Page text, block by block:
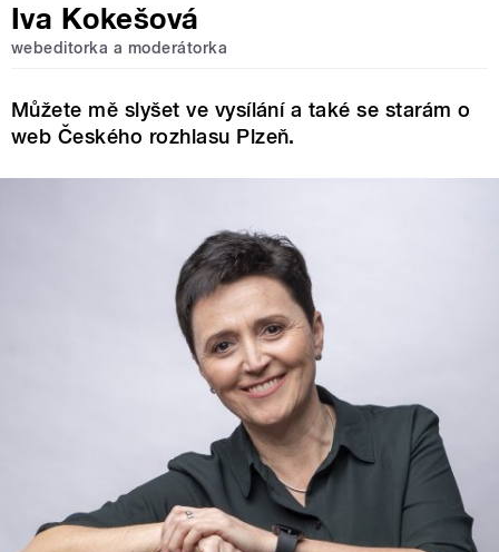
Iva Kokešová
webeditorka a moderátorka
Můžete mě slyšet ve vysílání a také se starám o
web Českého rozhlasu Plzeň.